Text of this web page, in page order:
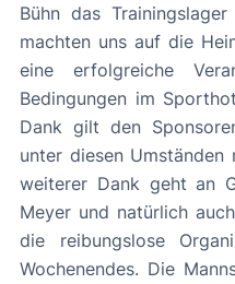
Bühn das
machten uns auf die Heimreise. Es war
eine erfolgreiche
Bedingungen im
Dank gilt den
unter diesen Umständen
weiterer Dank geht an
Meyer und natürlich
die reibungslose
Wochenendes. Die